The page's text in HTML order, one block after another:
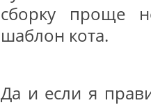
сборку проще
шаблон кота.
Да и если я